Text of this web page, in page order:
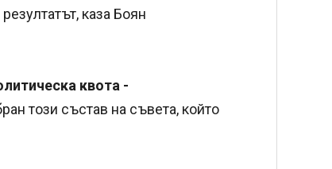
каза Боян
квота -
този състав на съвета, който